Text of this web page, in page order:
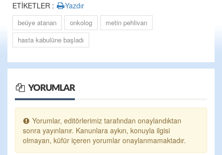
ETİKETLER : Yazdır
beüye atanan onkolog
metin pehlivan
hasta kabulüne başladı
YORUMLAR
Yorumlar, editörlerimiz tarafından onaylandıktan
sonra yayınlanır. Kanunlara aykırı, konuyla ilgisi
olmayan, küfür içeren yorumlar onaylanmamaktadır.